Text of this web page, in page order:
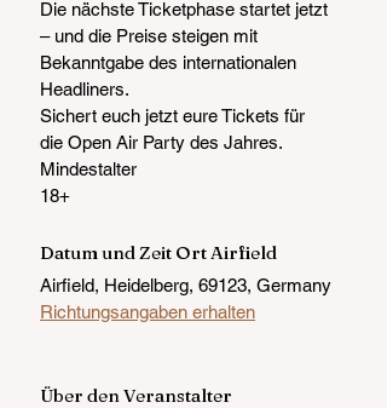
Die nächste Ticketphase startet jetzt
– und die Preise steigen mit
Bekanntgabe des internationalen
Headliners.
Sichert euch jetzt eure Tickets für
die Open Air Party des Jahres.
Mindestalter
18+
Datum und Zeit Ort Airfield
Airfield, Heidelberg, 69123, Germany
Richtungsangaben erhalten
Über den Veranstalter